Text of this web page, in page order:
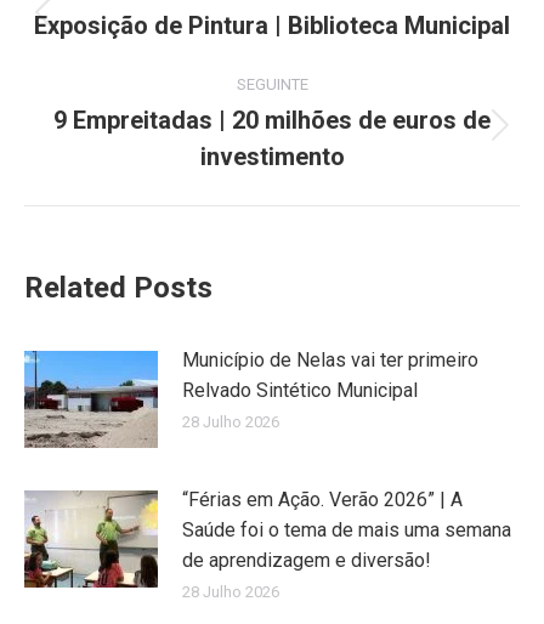
navigation
Previous
Exposição de Pintura | Biblioteca Municipal
SEGUINTE
post:
9 Empreitadas | 20 milhões de euros de
investimento
Related Posts
Município de Nelas vai ter primeiro
Relvado Sintético Municipal
28 Julho 2026
“Férias em Ação. Verão 2026” | A
Saúde foi o tema de mais uma semana
de aprendizagem e diversão!
28 Julho 2026